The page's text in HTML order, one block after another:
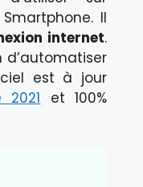
Il
internet.
d’automatiser
est à jour
et 100%